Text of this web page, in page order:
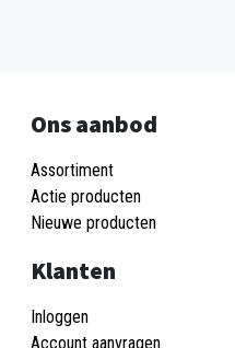
Ons aanbod
Assortiment
Actie producten
Nieuwe producten
Klanten
Inloggen
Account aanvragen